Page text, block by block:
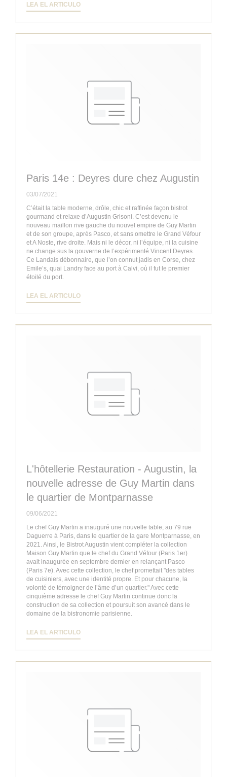
LEA EL ARTICULO((ABRE EN UNA NUEVA VENTANA))
Paris 14e : Deyres dure chez Augustin
03/07/2021
C’était la table moderne, drôle, chic et raffinée façon bistrot
gourmand et relaxe d’Augustin Grisoni. C’est devenu le
nouveau maillon rive gauche du nouvel empire de Guy Martin
et de son groupe, après Pasco, et sans omettre le Grand Véfour
et A Noste, rive droite. Mais ni le décor, ni l’équipe, ni la cuisine
ne change sus la gouverne de l’expérimenté Vincent Deyres.
Ce Landais débonnaire, que l’on connut jadis en Corse, chez
Emile’s, quai Landry face au port à Calvi, où il fut le premier
étoilé du port.
LEA EL ARTICULO((ABRE EN UNA NUEVA VENTANA))
L'hôtellerie Restauration - Augustin, la
nouvelle adresse de Guy Martin dans
le quartier de Montparnasse
09/06/2021
Le chef Guy Martin a inauguré une nouvelle table, au 79 rue
Daguerre à Paris, dans le quartier de la gare Montparnasse, en
2021. Ainsi, le Bistrot Augustin vient compléter la collection
Maison Guy Martin que le chef du Grand Véfour (Paris 1er)
avait inaugurée en septembre dernier en relançant Pasco
(Paris 7e). Avec cette collection, le chef promettait "des tables
de cuisiniers, avec une identité propre. Et pour chacune, la
volonté de témoigner de l’âme d’un quartier." Avec cette
cinquième adresse le chef Guy Martin continue donc la
construction de sa collection et poursuit son avancé dans le
domaine de la bistronomie parisienne.
LEA EL ARTICULO((ABRE EN UNA NUEVA VENTANA))